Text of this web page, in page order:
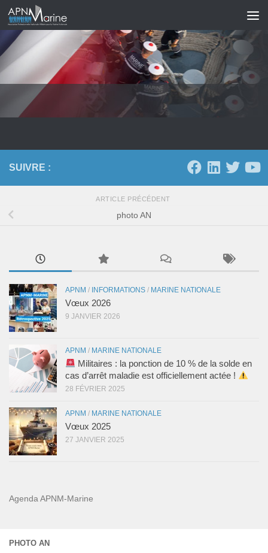
Skip to content
PHOTO AN
SUIVRE :
ARTICLE PRÉCÉDENT
photo AN
APNM / INFORMATIONS / MARINE NATIONALE
Vœux 2026
9 JANVIER 2026
APNM / MARINE NATIONALE
Militaires : la ponction de 10 % de la solde en
cas d’arrêt maladie est officiellement actée !
28 FÉVRIER 2025
APNM / MARINE NATIONALE
Vœux 2025
27 JANVIER 2025
Agenda APNM-Marine